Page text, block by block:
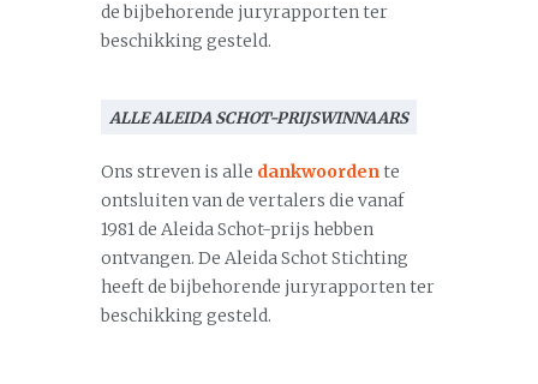
de bijbehorende juryrapporten ter
beschikking gesteld.
ALLE ALEIDA SCHOT-PRIJSWINNAARS
Ons streven is alle dankwoordente
ontsluiten van de vertalers die vanaf
1981 de Aleida Schot-prijs hebben
ontvangen. De Aleida Schot Stichting
heeft de bijbehorende juryrapporten ter
beschikking gesteld.